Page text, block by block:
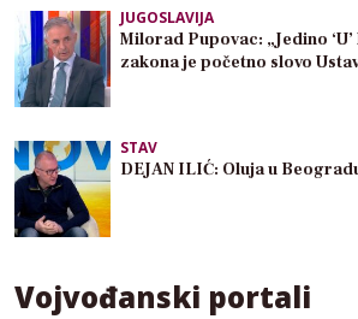
JUGOSLAVIJA
Milorad Pupovac: „Jedino
zakona je početno slovo
STAV
DEJAN ILIĆ: Oluja u
Vojvođanski portali